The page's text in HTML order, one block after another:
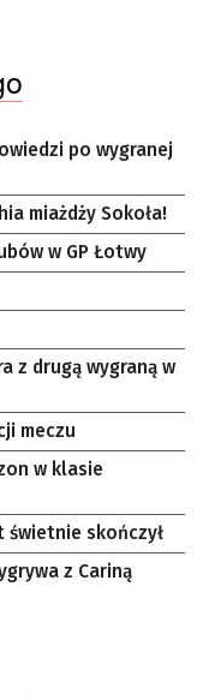
po wygranej
miażdży Sokoła!
w GP Łotwy
z drugą wygraną w
meczu
w klasie
świetnie skończył
z Cariną